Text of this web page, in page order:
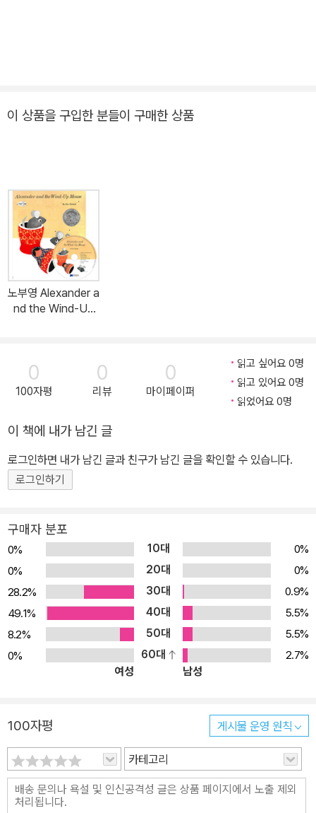
이 상품을 구입한 분들이 구매한 상품
노부영 Alexander a
nd the Wind-Up
0
100자평
0
리뷰
0
마이페이퍼
읽고 싶어요 0명
읽고 있어요 0명
읽었어요 0명
이 책에 내가 남긴 글
로그인하면 내가 남긴 글과 친구가 남긴 글을 확인할 수 있습니다.
로그인하기
구매자 분포
0% 10대
0%
0%
20대
0%
28.2%
30대
0.9%
49.1%
40대
5.5%
8.2%
50대
5.5%
0%
60대
2.7%
여성
남성
100자평 게시물 운영 원칙
카테고리